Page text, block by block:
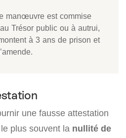
manœuvre est commise
Trésor public ou à autrui,
à 3 ans de prison et
une fausse attestation
plus souvent la nullité de